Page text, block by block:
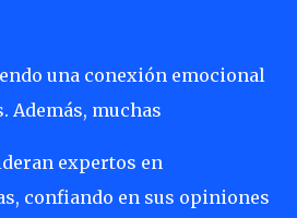
una conexión emocional
Además, muchas
expertos en
confiando en sus opiniones